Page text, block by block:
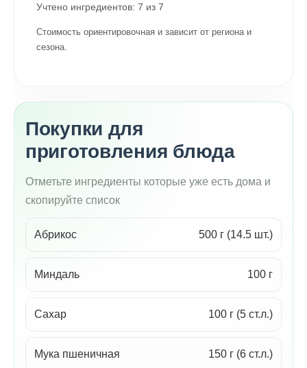
Учтено ингредиентов: 7 из 7
Стоимость ориентировочная и зависит от региона и
сезона.
Покупки для
приготовления блюда
Отметьте ингредиенты которые уже есть дома и
скопируйте список
Абрикос 500 г (14.5 шт.)
Миндаль 100 г
Сахар 100 г (5 ст.л.)
Мука пшеничная 150 г (6 ст.л.)